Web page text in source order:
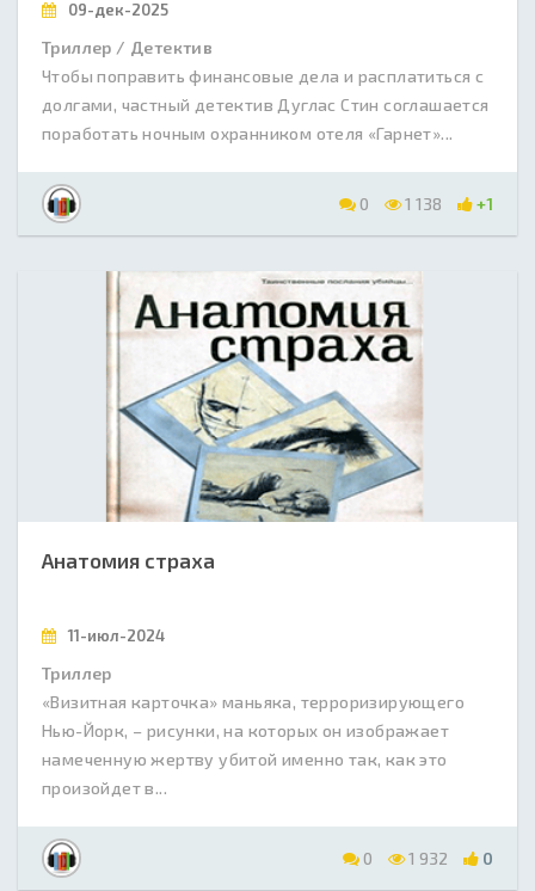
09-дек-2025
Триллер / Детектив
Чтобы поправить финансовые дела и расплатиться с
долгами, частный детектив Дуглас Стин соглашается
поработать ночным охранником отеля «Гарнет»...
0 1 138 +1
Анатомия страха
11-июл-2024
Триллер
«Визитная карточка» маньяка, терроризирующего
Нью-Йорк, – рисунки, на которых он изображает
намеченную жертву убитой именно так, как это
произойдет в...
0 1 932 0